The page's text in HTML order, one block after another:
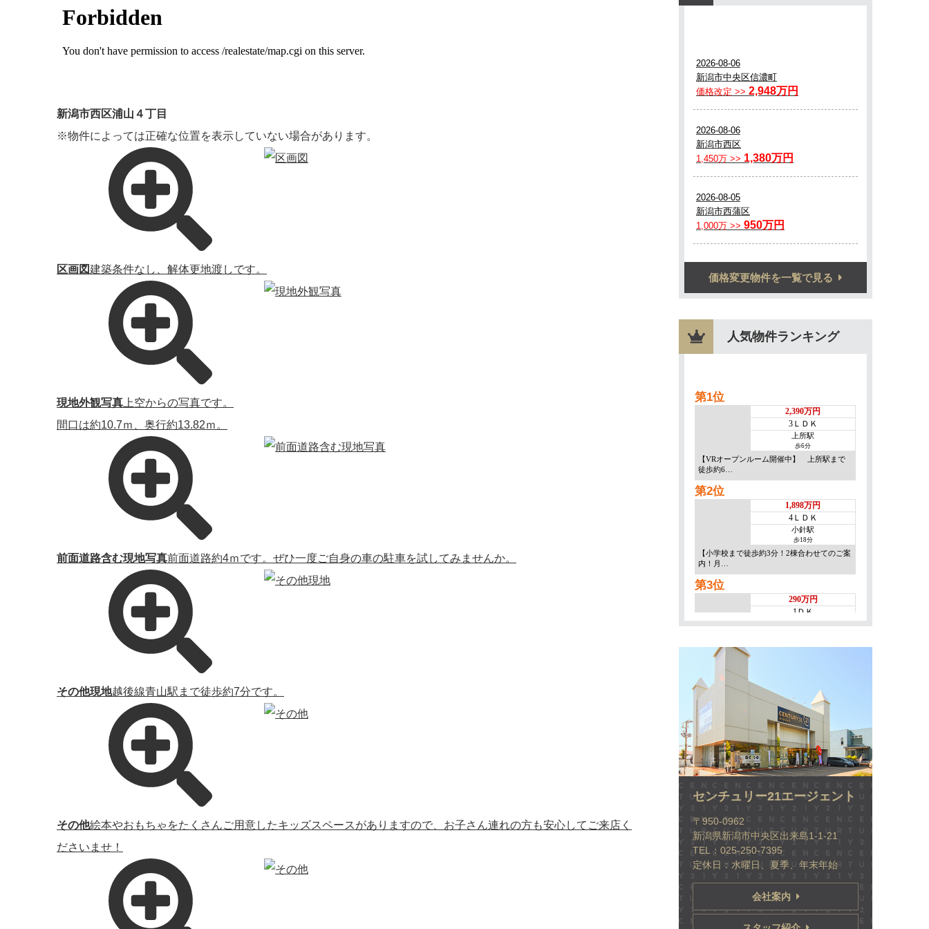
新潟市西区浦山４丁目
※物件によっては正確な位置を表示していない場合があります。
区画図建築条件なし、解体更地渡しです。
現地外観写真 上空からの写真です。
間口は約10.7ｍ、奥行約13.82ｍ。
前面道路含む現地写真前面道路約4ｍです。ぜひ一度ご自身の車の駐車を試してみませんか。
その他現地越後線青山駅まで徒歩約7分です。
その他絵本やおもちゃをたくさんご用意したキッズスペースがありますので、お子さん連れの方も安心してご来店く
ださいませ！
価格変更物件を一覧で見る
人気物件ランキング
センチュリー21エージェント
〒950-0962
新潟県新潟市中央区出来島1-1-21
TEL：025-250-7395
定休日：水曜日、夏季、年末年始
会社案内